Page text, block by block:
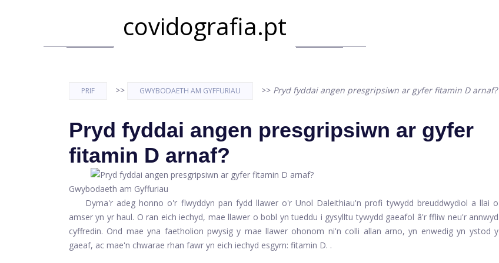
covidografia.pt
PRIF >> GWYBODAETH AM GYFFURIAU >> Pryd fyddai angen presgripsiwn ar gyfer fitamin D arnaf?
Pryd fyddai angen presgripsiwn ar gyfer
fitamin D arnaf?
Gwybodaeth am Gyffuriau
Dyma'r adeg honno o'r flwyddyn pan fydd llawer o'r Unol Daleithiau'n profi tywydd breuddwydiol a llai o
amser yn yr haul. O ran eich iechyd, mae llawer o bobl yn tueddu i gysylltu tywydd gaeafol â'r ffliw neu'r annwyd
cyffredin. Ond mae yna faetholion pwysig y mae llawer ohonom ni'n colli allan arno, yn enwedig yn ystod y
gaeaf, ac mae'n chwarae rhan fawr yn eich iechyd esgyrn: fitamin D. .